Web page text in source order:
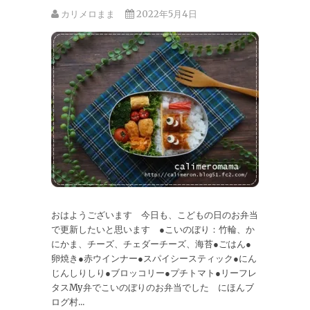
カリメロまま 2022年5月4日
おはようございます 今日も、こどもの日のお弁当
で更新したいと思います ●こいのぼり：竹輪、か
にかま、チーズ、チェダーチーズ、海苔●ごはん●
卵焼き●赤ウインナー●スパイシースティック●にん
じんしりしり●ブロッコリー●プチトマト●リーフレ
タスMy弁でこいのぼりのお弁当でした にほんブ
ログ村...